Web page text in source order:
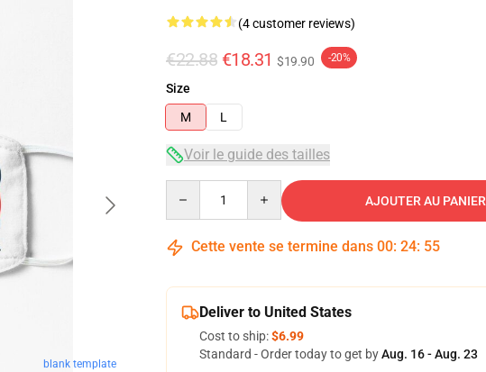
blank template
(4 customer reviews)
€22.88 €18.31 $19.90 -20%
Size
M
L
Voir le guide des tailles
AJOUTER AU PANIER
Cette vente se termine dans 00: 24: 54
Deliver to United States
Cost to ship:$6.99
Standard - Order today to get byAug. 16 - Aug. 23